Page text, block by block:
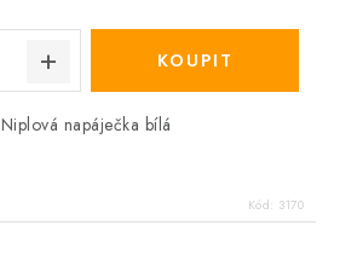
Niplová napáječka bílá
Kód: 3170